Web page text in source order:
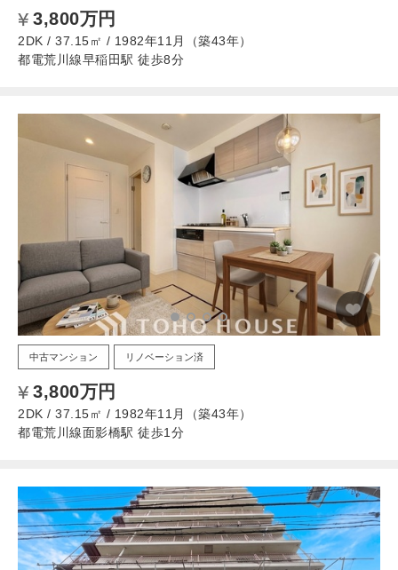
3,800万円
2DK / 37.15㎡ / 1982年11月（築43年）
都電荒川線早稲田駅 徒歩8分
中古マンション リノベーション済
3,800万円
2DK / 37.15㎡ / 1982年11月（築43年）
都電荒川線面影橋駅 徒歩1分